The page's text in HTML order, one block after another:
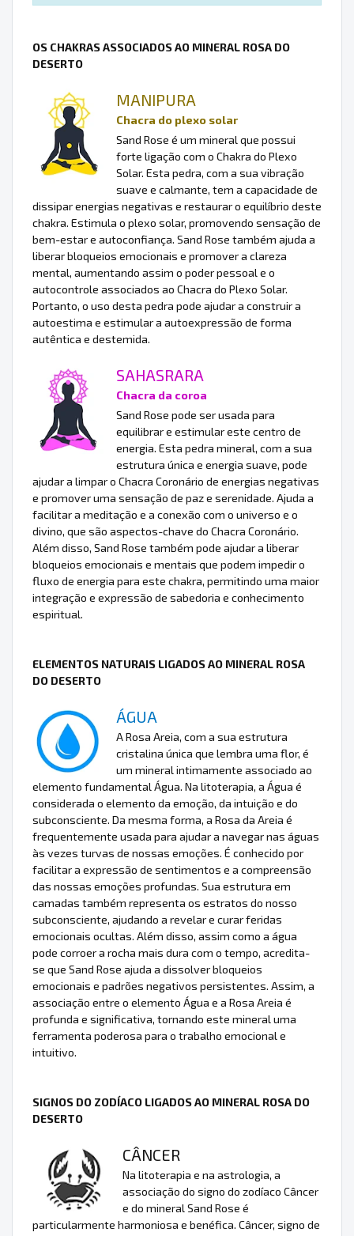
OS CHAKRAS ASSOCIADOS AO MINERAL ROSA DO
DESERTO
MANIPURA
Chacra do plexo solar
Sand Rose é um mineral que possui
forte ligação com o Chakra do Plexo
Solar. Esta pedra, com a sua vibração
suave e calmante, tem a capacidade de
dissipar energias negativas e restaurar o equilíbrio deste
chakra. Estimula o plexo solar, promovendo sensação de
bem-estar e autoconfiança. Sand Rose também ajuda a
liberar bloqueios emocionais e promover a clareza
mental, aumentando assim o poder pessoal e o
autocontrole associados ao Chacra do Plexo Solar.
Portanto, o uso desta pedra pode ajudar a construir a
autoestima e estimular a autoexpressão de forma
autêntica e destemida.
SAHASRARA
Chacra da coroa
Sand Rose pode ser usada para
equilibrar e estimular este centro de
energia. Esta pedra mineral, com a sua
estrutura única e energia suave, pode
ajudar a limpar o Chacra Coronário de energias negativas
e promover uma sensação de paz e serenidade. Ajuda a
facilitar a meditação e a conexão com o universo e o
divino, que são aspectos-chave do Chacra Coronário.
Além disso, Sand Rose também pode ajudar a liberar
bloqueios emocionais e mentais que podem impedir o
fluxo de energia para este chakra, permitindo uma maior
integração e expressão de sabedoria e conhecimento
espiritual.
ELEMENTOS NATURAIS LIGADOS AO MINERAL ROSA
DO DESERTO
ÁGUA
A Rosa Areia, com a sua estrutura
cristalina única que lembra uma flor, é
um mineral intimamente associado ao
elemento fundamental Água. Na litoterapia, a Água é
considerada o elemento da emoção, da intuição e do
subconsciente. Da mesma forma, a Rosa da Areia é
frequentemente usada para ajudar a navegar nas águas
às vezes turvas de nossas emoções. É conhecido por
facilitar a expressão de sentimentos e a compreensão
das nossas emoções profundas. Sua estrutura em
camadas também representa os estratos do nosso
subconsciente, ajudando a revelar e curar feridas
emocionais ocultas. Além disso, assim como a água
pode corroer a rocha mais dura com o tempo, acredita-
se que Sand Rose ajuda a dissolver bloqueios
emocionais e padrões negativos persistentes. Assim, a
associação entre o elemento Água e a Rosa Areia é
profunda e significativa, tornando este mineral uma
ferramenta poderosa para o trabalho emocional e
intuitivo.
SIGNOS DO ZODÍACO LIGADOS AO MINERAL ROSA DO
DESERTO
CÂNCER
Na litoterapia e na astrologia, a
associação do signo do zodíaco Câncer
e do mineral Sand Rose é
particularmente harmoniosa e benéfica. Câncer, signo de